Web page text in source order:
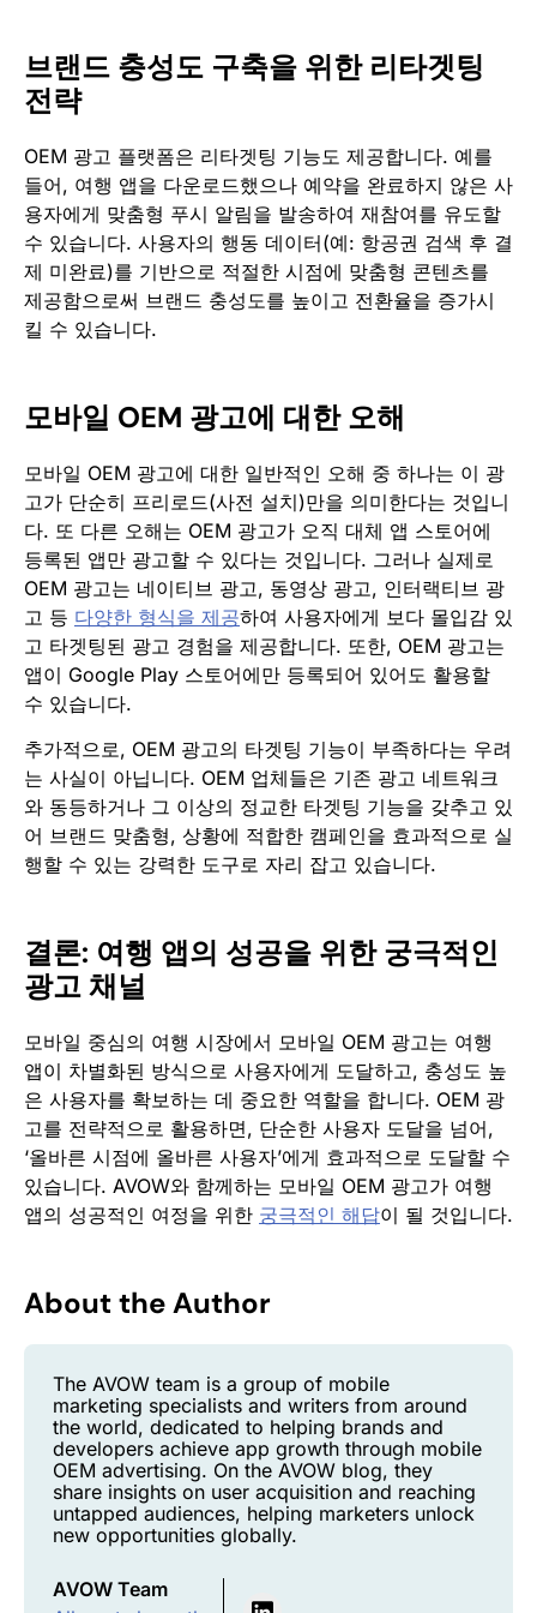
브랜드 충성도 구축을 위한 리타겟팅
전략
OEM 광고 플랫폼은 리타겟팅 기능도 제공합니다. 예를
들어, 여행 앱을 다운로드했으나 예약을 완료하지 않은 사
용자에게 맞춤형 푸시 알림을 발송하여 재참여를 유도할
수 있습니다. 사용자의 행동 데이터(예: 항공권 검색 후 결
제 미완료)를 기반으로 적절한 시점에 맞춤형 콘텐츠를
제공함으로써 브랜드 충성도를 높이고 전환율을 증가시
킬 수 있습니다.
모바일 OEM 광고에 대한 오해
모바일 OEM 광고에 대한 일반적인 오해 중 하나는 이 광
고가 단순히 프리로드(사전 설치)만을 의미한다는 것입니
다. 또 다른 오해는 OEM 광고가 오직 대체 앱 스토어에
등록된 앱만 광고할 수 있다는 것입니다. 그러나 실제로
OEM 광고는 네이티브 광고, 동영상 광고, 인터랙티브 광
고 등 다양한 형식을 제공하여 사용자에게 보다 몰입감 있
고 타겟팅된 광고 경험을 제공합니다. 또한, OEM 광고는
앱이 Google Play 스토어에만 등록되어 있어도 활용할
수 있습니다.
추가적으로, OEM 광고의 타겟팅 기능이 부족하다는 우려
는 사실이 아닙니다. OEM 업체들은 기존 광고 네트워크
와 동등하거나 그 이상의 정교한 타겟팅 기능을 갖추고 있
어 브랜드 맞춤형, 상황에 적합한 캠페인을 효과적으로 실
행할 수 있는 강력한 도구로 자리 잡고 있습니다.
결론: 여행 앱의 성공을 위한 궁극적인
광고 채널
모바일 중심의 여행 시장에서 모바일 OEM 광고는 여행
앱이 차별화된 방식으로 사용자에게 도달하고, 충성도 높
은 사용자를 확보하는 데 중요한 역할을 합니다. OEM 광
고를 전략적으로 활용하면, 단순한 사용자 도달을 넘어,
‘올바른 시점에 올바른 사용자’에게 효과적으로 도달할 수
있습니다. AVOW와 함께하는 모바일 OEM 광고가 여행
앱의 성공적인 여정을 위한 궁극적인 해답이 될 것입니다.
About the Author
The AVOW team is a group of mobile
marketing specialists and writers from around
the world, dedicated to helping brands and
developers achieve app growth through mobile
OEM advertising. On the AVOW blog, they
share insights on user acquisition and reaching
untapped audiences, helping marketers unlock
new opportunities globally.
AVOW Team